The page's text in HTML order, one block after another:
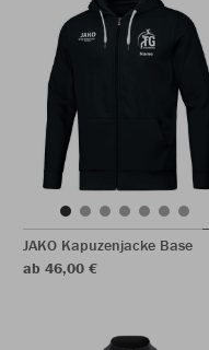
JAKO Kapuzenjacke Base
ab 46,00 €